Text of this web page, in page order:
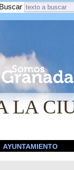
Buscar
LA
AYUNTAMIENTO